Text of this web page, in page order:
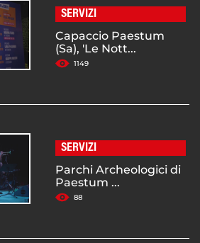
SERVIZI
Capaccio Paestum
(Sa), 'Le Nott...
1149
SERVIZI
Parchi Archeologici di
Paestum ...
88